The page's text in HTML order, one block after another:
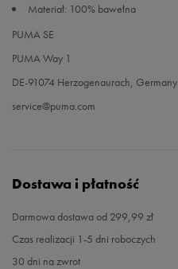
Materiał: 100% bawełna
PUMA SE
PUMA Way 1
DE-91074 Herzogenaurach, Germany
service@puma.com
Dostawa i płatność
Darmowa dostawa od 299,99 zł
Czas realizacji 1-5 dni roboczych
30 dni na zwrot